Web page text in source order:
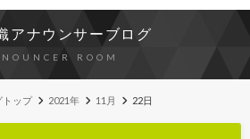
アナウンサーブログ
ROOM
トップ 2021年 11月 22日